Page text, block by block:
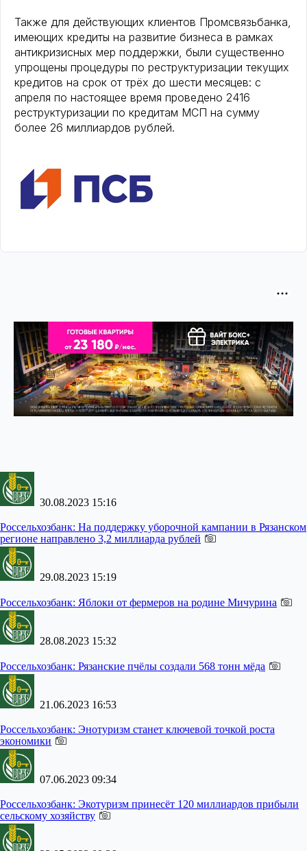
Также для действующих клиентов Промсвязьбанка,
имеющих кредиты на развитие бизнеса в рамках
антикризисных мер поддержки, были существенно
упрощены процедуры по реструктуризации текущих
кредитов на срок от трёх до шести месяцев: с
апреля по настоящее время проведено 2416
реструктуризации по кредитам МСП на сумму
более 26 миллиардов рублей.
30.08.2023 15:16
Россельхозбанк: На поддержку уборочной кампании в Рязанском
регионе направлено 3,2 миллиарда рублей
29.08.2023 15:19
Россельхозбанк: Яблоки от фермеров на родине Мичурина
28.08.2023 15:32
Россельхозбанк: Рязанские пчёлы создали 568 тонн мёда
21.06.2023 16:53
Россельхозбанк: Энотуризм станет ключевой точкой роста
экономики
07.06.2023 09:34
Россельхозбанк: Экотуризм принесёт 120 миллиардов прибыли
сельскому хозяйству